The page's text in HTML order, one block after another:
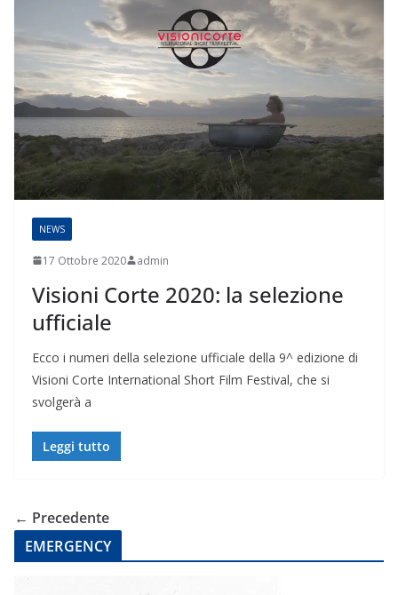
NEWS
17 Ottobre 2020 admin
Visioni Corte 2020: la selezione
ufficiale
Ecco i numeri della selezione ufficiale della 9^ edizione di
Visioni Corte International Short Film Festival, che si
svolgerà a
Leggi tutto
← Precedente
EMERGENCY